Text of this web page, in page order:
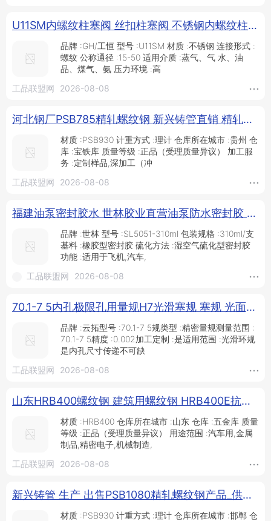
U11SM内螺纹柱塞阀 丝扣柱塞阀 不锈钢内螺纹柱塞阀 高温蒸汽锅炉柱塞阀_供应产品_工恒阀门（上海）有限公司
品牌 :GH/工恒 型号 :U11SM 材质 :不锈钢 连接形式 :
螺纹 公称通径 :15-50 适用介质 :蒸气、气 水、油
品、煤气、氨 压力环境 :高
工品联盟网
2026-08-08
河北钢厂PSB785精轧螺纹钢 新兴铸管直销 精轧螺母_供应产品_邯郸市雄宇紧固件制造有限公司
材质 :PSB930 计重方式 :理计 仓库所在城市 :贵州 仓
库 :宝铁库 质量等级 :正品（受理质量异议） 加工服
务 :定制样品,深加工（冲
工品联盟网
2026-08-08
福建油泵密封胶水 世林胶业直营油泵防水密封胶 耐油防水 螺纹法兰盘密封胶 耐300度密封胶-SL5051-310ml_油泵_泵类_五金工具_供应_工品联盟网
品牌 :世林 型号 :SL5051-310ml 包装规格 :310ml/支
基料 :橡胶型密封胶 硫化方法 :湿空气硫化型密封胶
功能 :适用于飞机,汽车,
工品联盟网
2026-08-08
70.1-7 5内孔极限孔用量规H7光滑塞规 塞规 光面环规 通止合金螺纹梯形 云拓厂家直销_供应产品_泊头云拓量具有限公司
品牌 :云拓型号 :70.1-7 5规类型 :精密量规测量范围 :
70.1-7 5精度 :0.002加工定制 :是适用范围 :光滑环规
是内孔尺寸传递不可缺
工品联盟网
2026-08-08
山东HRB400螺纹钢 建筑用螺纹钢 HRB400E抗震螺纹钢 四级螺纹钢_供应产品_山东东飞金属材料有限公司
材质 :HRB400 仓库所在城市 :山东 仓库 :五金库 质量
等级 :正品（受理质量异议） 用途范围 :汽车用,金属
制品,精密电子,机械制造,
工品联盟网
2026-08-08
新兴铸管 生产 出售PSB1080精轧螺纹钢产品_供应产品_邯郸市雄宇紧固件制造有限公司
材质 :PSB930 计重方式 :理计 仓库所在城市 :邯郸 仓